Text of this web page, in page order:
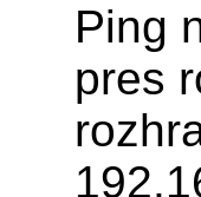
Ping
pres